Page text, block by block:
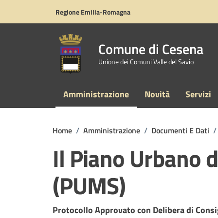
Regione Emilia-Romagna
Comune di Cesena
Unione dei Comuni Valle del Savio
Amministrazione Novità Servizi
Home / Amministrazione / Documenti E Dati /
Il Piano Urbano
(PUMS)
Dettagli del documento
Protocollo Approvato con Delibera di